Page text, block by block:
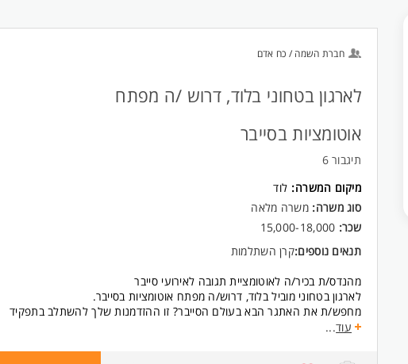
חברת השמה / כח אדם
לארגון בטחוני בלוד, דרוש /ה מפתח
אוטומציות בסייבר
תיגבור 6
מיקום המשרה: לוד
סוג משרה: משרה מלאה
שכר: 15,000-18,000
תנאים נוספים:קרן השתלמות
מהנדס/ת בכיר/ה לאוטומציית תגובה לאירועי סייבר
לארגון בטחוני מוביל בלוד, דרוש/ה מפתח אוטומציות בסייבר.
מחפש/ת את האתגר הבא בעולם הסייבר? זו ההזדמנות שלך להשתלב בתפקיד
המשלב חקירות סייבר מתקדמות, פורנזיקה דיגיטלית ופיתוח אוטומציות לשיפור
עוד...